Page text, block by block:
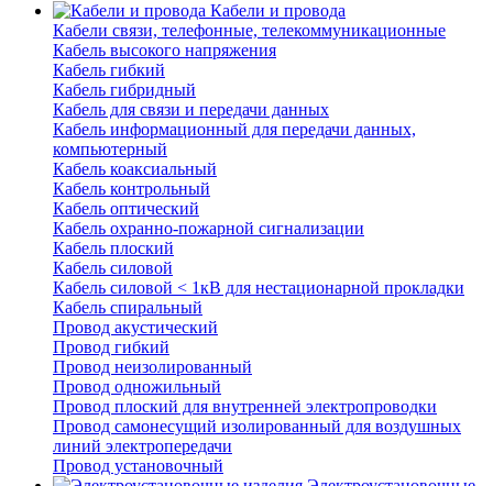
Кабели и провода
Кабели связи, телефонные, телекоммуникационные
Кабель высокого напряжения
Кабель гибкий
Кабель гибридный
Кабель для связи и передачи данных
Кабель информационный для передачи данных,
компьютерный
Кабель коаксиальный
Кабель контрольный
Кабель оптический
Кабель охранно-пожарной сигнализации
Кабель плоский
Кабель силовой
Кабель силовой < 1кВ для нестационарной прокладки
Кабель спиральный
Провод акустический
Провод гибкий
Провод неизолированный
Провод одножильный
Провод плоский для внутренней электропроводки
Провод самонесущий изолированный для воздушных
линий электропередачи
Провод установочный